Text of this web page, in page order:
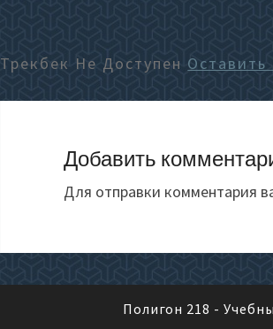
Трекбек Не Доступен
Добавить
Для отправки комментария
Полигон 218 -